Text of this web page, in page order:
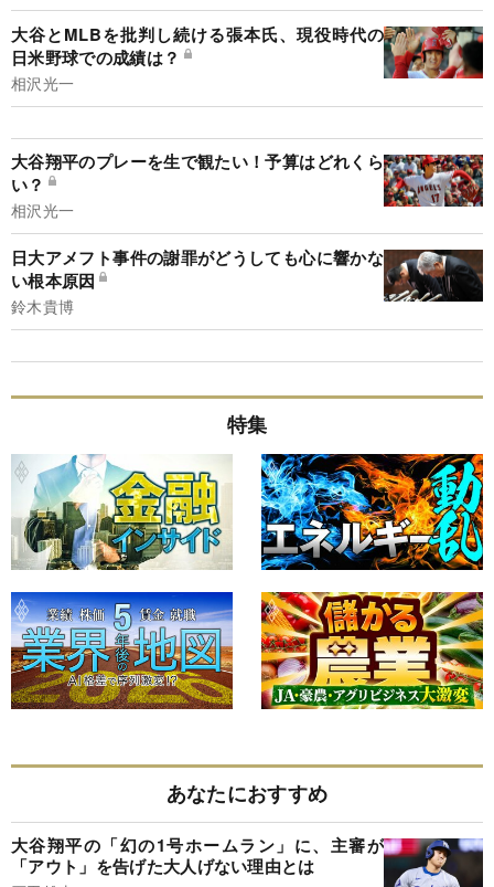
大谷とMLBを批判し続ける張本氏、現役時代の
日米野球での成績は？
相沢光一
大谷翔平のプレーを生で観たい！予算はどれくら
い？
相沢光一
日大アメフト事件の謝罪がどうしても心に響かな
い根本原因
鈴木貴博
特集
あなたにおすすめ
大谷翔平の「幻の1号ホームラン」に、主審が
「アウト」を告げた大人げない理由とは